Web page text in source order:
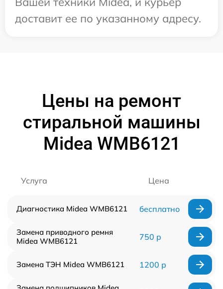
доставит ее по указанному адресу.
Цены на ремонт
стиральной машины
Midea WMB6121
Услуга Цена
Диагностика Midea WMB6121 бесплатно
Замена приводного ремня
Midea WMB6121
750 р
Замена ТЭН Midea WMB6121 1200 р